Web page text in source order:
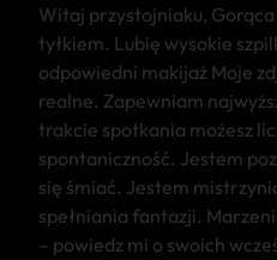
Witaj przystojniaku,
tyłkiem. Lubię wysokie
odpowiedni makijaż Moje
realne. Zapewniam
trakcie spotkania możesz
spontaniczność. Jestem
się śmiać. Jestem
spełniania fantazji.
– powiedz mi o swoich